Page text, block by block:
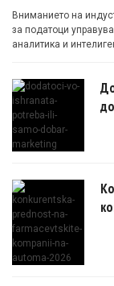
Вниманието на
за податоци
аналитика и